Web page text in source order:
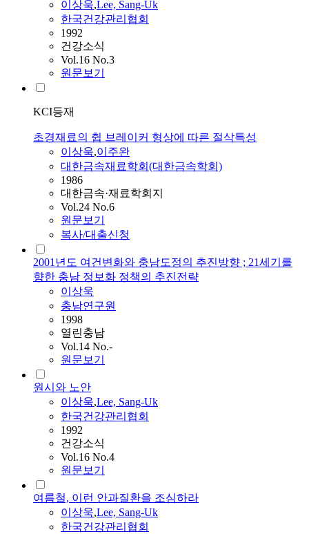
이상욱,Lee, Sang-Uk
한국건강관리협회
1992
건강소식
Vol.16 No.3
원문보기
KCI등재
초경재료의 췹 브레이커 형상에 따른 절삭특성
이상욱,이주완
대한금속재료학회(대한금속학회)
1986
대한금속·재료학회지
Vol.24 No.6
원문보기
복사/대출신청
2001년도 여건변화와 충남도정의 추진방향 ; 21세기를
향한 충남 정보화 정책의 추진전략
이상욱
충남연구원
1998
열린충남
Vol.14 No.-
원문보기
원시와 노안
이상욱,Lee, Sang-Uk
한국건강관리협회
1992
건강소식
Vol.16 No.4
원문보기
여름철, 이런 안과질환을 조심하라
이상욱,Lee, Sang-Uk
한국건강관리협회